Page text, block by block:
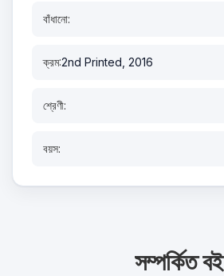
বাঁধানো:
ক্রম:2nd Printed, 2016
শ্রেণী:
বয়স:
সম্পর্কিত বই